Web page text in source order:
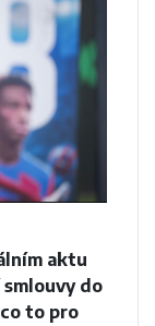
aktu
do
to pro